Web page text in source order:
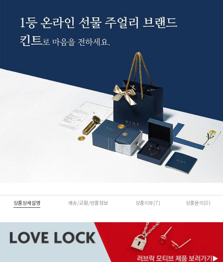
상품상세설명 배송/교환/반품정보 상품리뷰(7) 상품문의(0)